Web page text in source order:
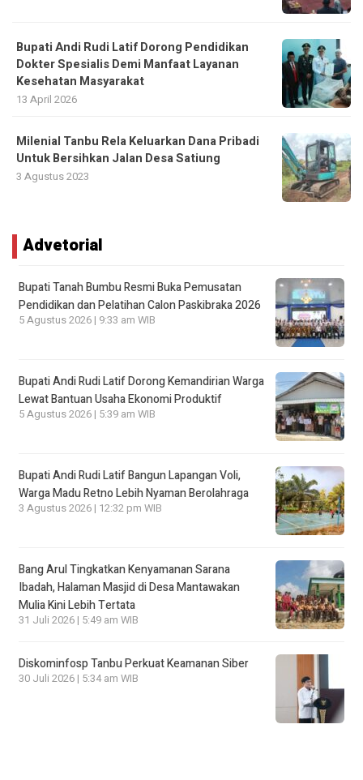
Bupati Andi Rudi Latif Dorong Pendidikan
Dokter Spesialis Demi Manfaat Layanan
Kesehatan Masyarakat
13 April 2026
Milenial Tanbu Rela Keluarkan Dana Pribadi
Untuk Bersihkan Jalan Desa Satiung
3 Agustus 2023
Advetorial
Bupati Tanah Bumbu Resmi Buka Pemusatan
Pendidikan dan Pelatihan Calon Paskibraka 2026
5 Agustus 2026 | 9:33 am WIB
Bupati Andi Rudi Latif Dorong Kemandirian Warga
Lewat Bantuan Usaha Ekonomi Produktif
5 Agustus 2026 | 5:39 am WIB
Bupati Andi Rudi Latif Bangun Lapangan Voli,
Warga Madu Retno Lebih Nyaman Berolahraga
3 Agustus 2026 | 12:32 pm WIB
Bang Arul Tingkatkan Kenyamanan Sarana
Ibadah, Halaman Masjid di Desa Mantawakan
Mulia Kini Lebih Tertata
31 Juli 2026 | 5:49 am WIB
Diskominfosp Tanbu Perkuat Keamanan Siber
30 Juli 2026 | 5:34 am WIB